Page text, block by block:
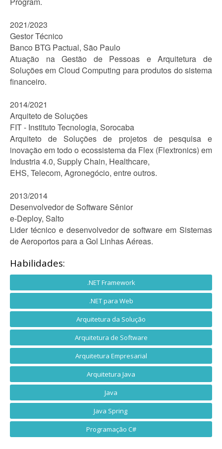
2021/2023
Gestor Técnico
Banco BTG Pactual, São Paulo
Atuação na Gestão de Pessoas e Arquitetura de
Soluções em Cloud Computing para produtos do sistema
financeiro.
2014/2021
Arquiteto de Soluções
FIT - Instituto Tecnologia, Sorocaba
Arquiteto de Soluções de projetos de pesquisa e
inovação em todo o ecossistema da Flex (Flextronics) em
Industria 4.0, Supply Chain, Healthcare,
EHS, Telecom, Agronegócio, entre outros.
2013/2014
Desenvolvedor de Software Sênior
e-Deploy, Salto
Lider técnico e desenvolvedor de software em Sistemas
de Aeroportos para a Gol Linhas Aéreas.
Habilidades:
.NET Framework
.NET para Web
Arquitetura da Solução
Arquitetura de Software
Arquitetura Empresarial
Arquitetura Java
Java
Java Spring
Programação C#